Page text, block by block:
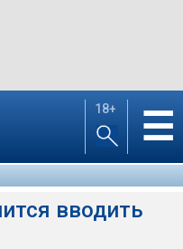
18+ ☰
вводить